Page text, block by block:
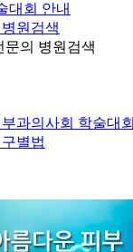
대회 안내
원검색
문의 병원검색
과의사회 학술대회
별법